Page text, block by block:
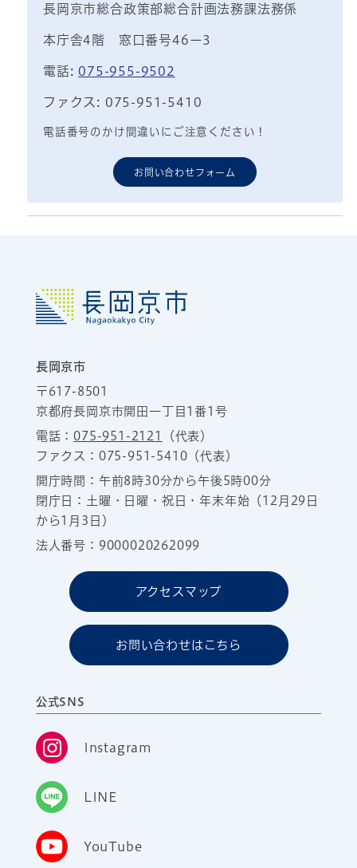
長岡京市総合政策部総合計画法務課法務係
本庁舎4階 窓口番号46ー3
電話: 075-955-9502
ファクス: 075-951-5410
電話番号のかけ間違いにご注意ください！
お問い合わせフォーム
長岡京市
〒617-8501
京都府長岡京市開田一丁目1番1号
電話：075-951-2121
（代表）
ファクス：075-951-5410（代表）
開庁時間：午前8時30分から午後5時00分
閉庁日：土曜・日曜・祝日・年末年始（12月29日
から1月3日）
法人番号：9000020262099
アクセスマップ
お問い合わせはこちら
公式SNS
Instagram
LINE
YouTube